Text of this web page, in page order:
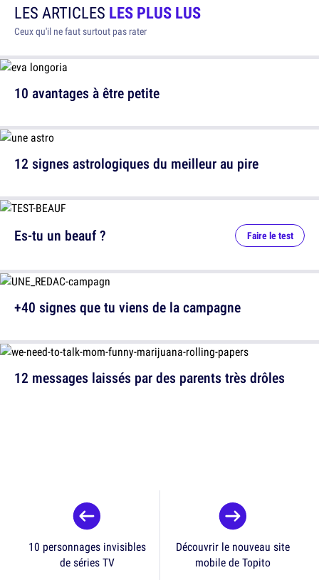
LES ARTICLES LES PLUS LUS
Ceux qu'il ne faut surtout pas rater
10 avantages à être petite
12 signes astrologiques du meilleur au pire
12 messages laissés par des parents très drôles
Es-tu un beauf ? Faire le test
+40 signes que tu viens de la campagne
10 personnages invisibles
de séries TV
Découvrir le nouveau site
mobile de Topito